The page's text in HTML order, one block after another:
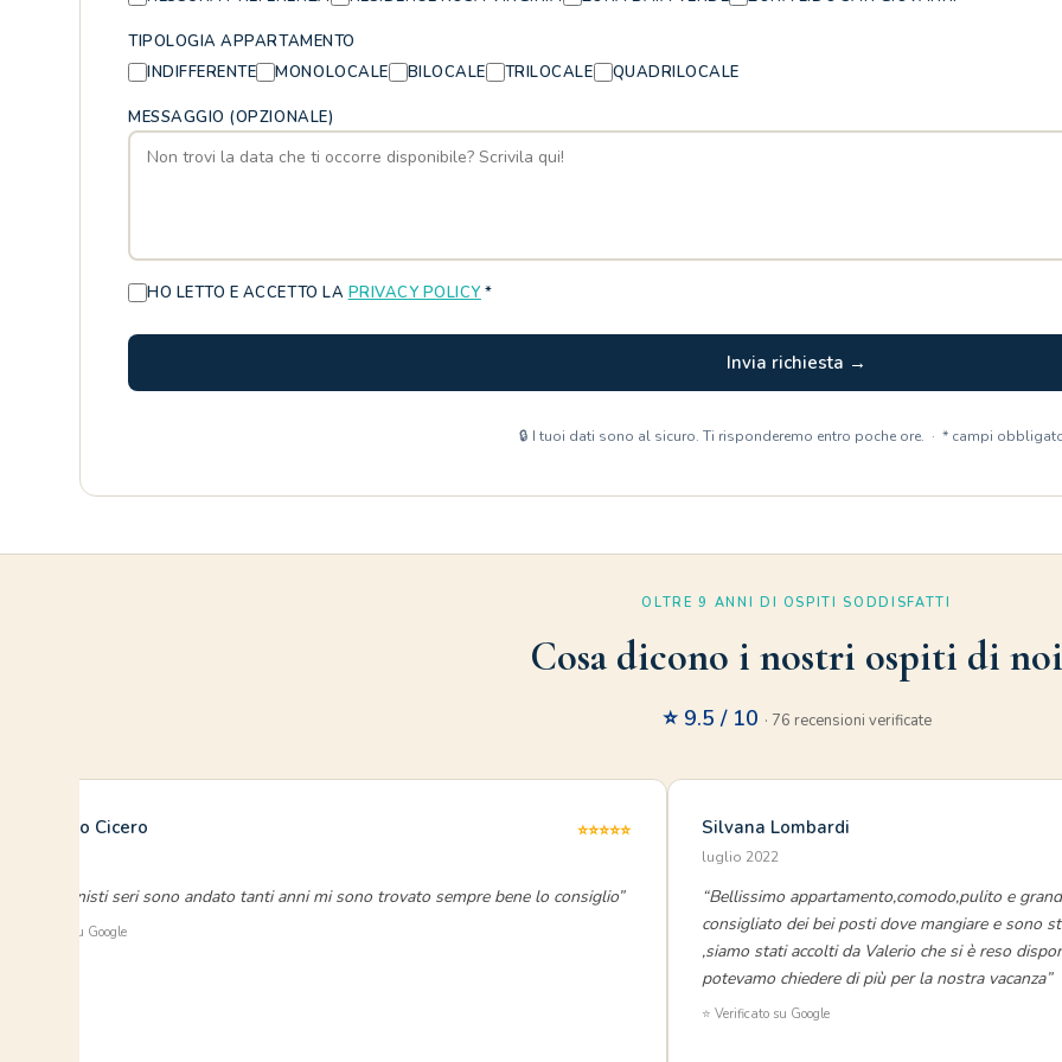
TIPOLOGIA APPARTAMENTO
INDIFFERENTE
MONOLOCALE BILOCALE TRILOCALE QUADRILOCALE
MESSAGGIO (OPZIONALE)
HO LETTO E ACCETTO LA PRIVACY POLICY *
Invia richiesta →
🔒 I tuoi dati sono al sicuro. Ti risponderemo entro poche ore. · * campi
OLTRE 9 ANNI DI OSPITI SODDISFATTI
Cosa dicono i nostri ospiti di noi
⭐ 9.5 / 10 · 76 recensioni verificate
Michele Lo Cicero ⭐⭐⭐⭐⭐
“Professionisti seri sono andato tanti anni mi sono trovato sempre bene lo consiglio”
⭐ Verificato su Google
Silvana Lombardi
luglio 2022
“Bellissimo appartamento,comodo,pulito e
consigliato dei bei posti dove mangiare e sono
,siamo stati accolti da Valerio che si è reso
potevamo chiedere di più per la nostra vacanza”
⭐ Verificato su Google